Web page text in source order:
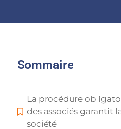
Sommaire
La procédure
des associés garantit
société